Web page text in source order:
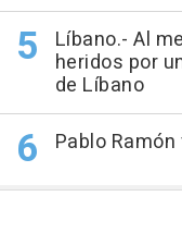
Líbano.- Al
heridos por
de Líbano
Pablo